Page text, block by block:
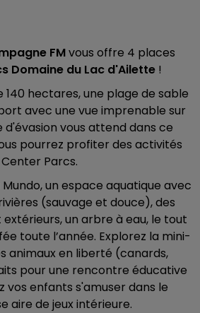
FMvous offre 4 places
Domaine du Lac d'Ailette !
140 hectares, une plage de sable
avec une vue imprenable sur
d'évasion vous attend dans ce
pourrez profiter des activités
Parcs.
un espace aquatique avec
(sauvage et douce), des
un arbre à eau, le tout
toute l’année. Explorez la mini-
animaux en liberté (canards,
pour une rencontre éducative
vos enfants s'amuser dans le
aire de jeux intérieure.